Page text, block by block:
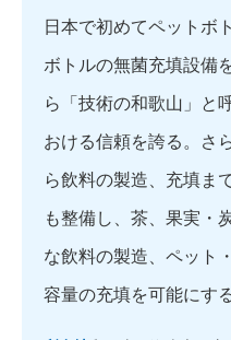
日本で初めてペットボ
ボトルの無菌充填設備
ら「技術の和歌山」と
おける信頼を誇る。さ
ら飲料の製造、充填ま
も整備し、茶、果実・
な飲料の製造、ペット
容量の充填を可能にす